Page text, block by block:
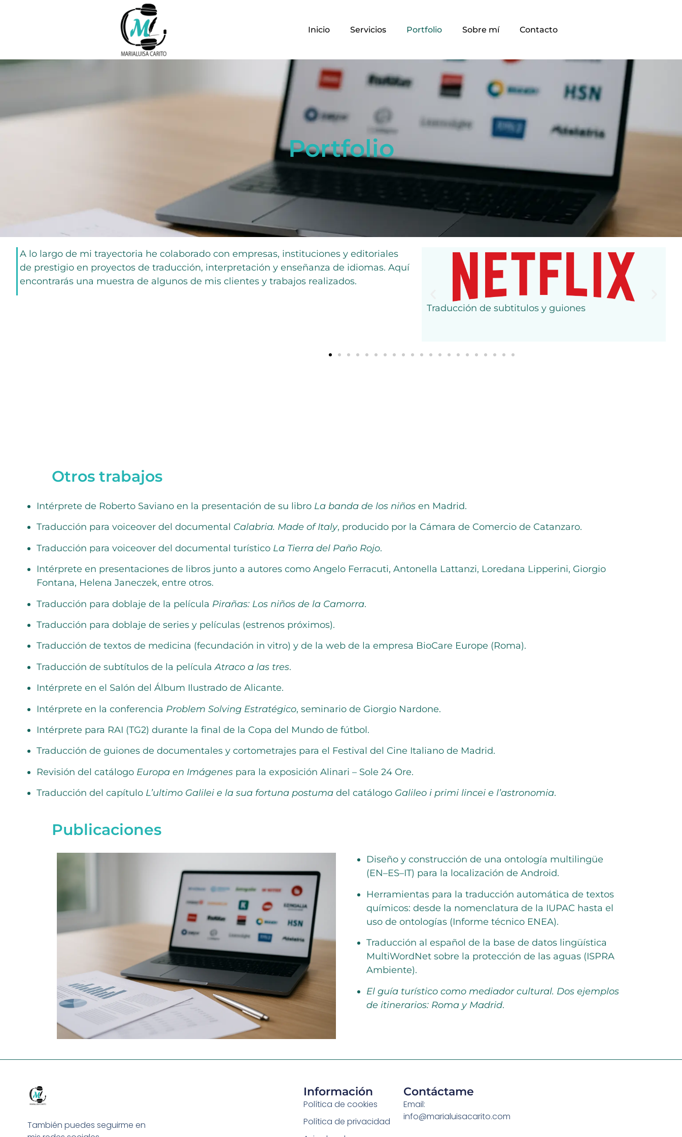
Inicio Servicios Portfolio Sobre mí Contacto
Portfolio
A lo largo de mi trayectoria he colaborado con empresas, instituciones y editoriales
de prestigio en proyectos de traducción, interpretación y enseñanza de idiomas. Aquí
encontrarás una muestra de algunos de mis clientes y trabajos realizados.
Traducción de subtitulos y guiones
Otros trabajos
Intérprete de Roberto Saviano en la presentación de su libro La banda de los niños en Madrid.
Traducción para voiceover del documental Calabria. Made of Italy, producido por la Cámara de Comercio de Catanzaro.
Traducción para voiceover del documental turístico La Tierra del Paño Rojo.
Intérprete en presentaciones de libros junto a autores como Angelo Ferracuti, Antonella Lattanzi, Loredana Lipperini, Giorgio
Fontana, Helena Janeczek, entre otros.
Traducción para doblaje de la película Pirañas: Los niños de la Camorra.
Traducción para doblaje de series y películas (estrenos próximos).
Traducción de textos de medicina (fecundación in vitro) y de la web de la empresa BioCare Europe (Roma).
Traducción de subtítulos de la películaAtraco a las tres.
Intérprete en el Salón del Álbum Ilustrado de Alicante.
Intérprete en la conferencia Problem Solving Estratégico, seminario de Giorgio Nardone.
Intérprete para RAI (TG2) durante la final de la Copa del Mundo de fútbol.
Traducción de guiones de documentales y cortometrajes para el Festival del Cine Italiano de Madrid.
Revisión del catálogo Europa en Imágenes para la exposición Alinari – Sole 24 Ore.
Traducción del capítulo L’ultimo Galilei e la sua fortuna postuma del catálogo Galileo i primi lincei e l’astronomia.
Publicaciones
Diseño y construcción de una ontología multilingüe
(EN–ES–IT) para la localización de Android.
Herramientas para la traducción automática de textos
químicos: desde la nomenclatura de la IUPAC hasta el
uso de ontologías (Informe técnico ENEA).
Traducción al español de la base de datos lingüística
MultiWordNet sobre la protección de las aguas (ISPRA
Ambiente).
El guía turístico como mediador cultural. Dos ejemplos
de itinerarios: Roma y Madrid.
También puedes seguirme en
Información
Política de cookies
Política de privacidad
Contáctame
Email:
info@marialuisacarito.com